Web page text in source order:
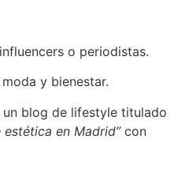
o periodistas.
y bienestar.
blog de lifestyle titulado
en Madrid”con